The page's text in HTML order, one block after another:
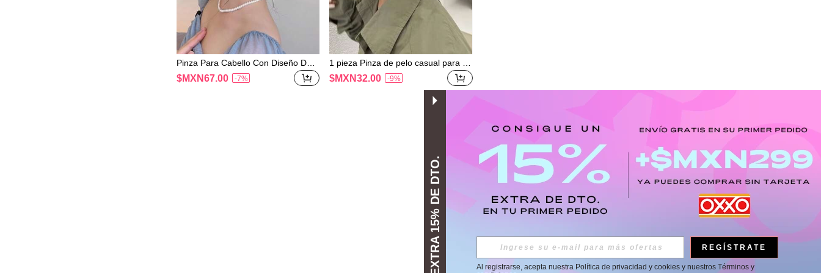
Pinza Para Cabello Con Diseño De F
lor Estilo Bohemio, Regalo Perfecto
Para Amigos Para Uso Diario
$MXN67.00 -7%
1 pieza Pinza de pelo casual para m
ujeres con diseño de lazo
$MXN32.00 -9%
EXTRA 15% DE DTO. REGÍSTRATE
Al registrarse, acepta nuestra Política de privacidad y cookies y nuestros Términos y